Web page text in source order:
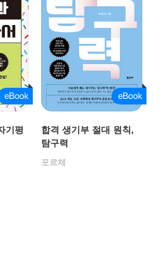
기평
합격 생기부 절대 원칙,
탐구력
포르체